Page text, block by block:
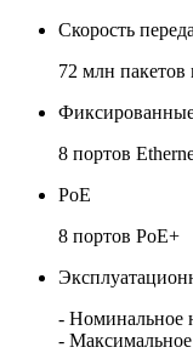
Скорость
72 млн пакетов
8 портов
PoE
8 портов PoE+
- Номинальное
-